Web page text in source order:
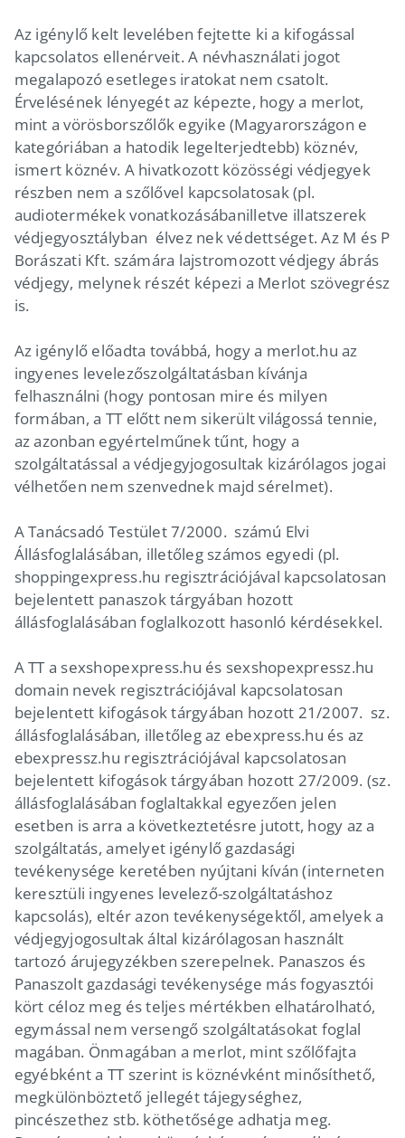
Az igénylő kelt levelében fejtette ki a kifogással
kapcsolatos ellenérveit. A névhasználati jogot
megalapozó esetleges iratokat nem csatolt.
Érvelésének lényegét az képezte, hogy a merlot,
mint a vörösborszőlők egyike (Magyarországon e
kategóriában a hatodik legelterjedtebb) köznév,
ismert köznév. A hivatkozott közösségi védjegyek
részben nem a szőlővel kapcsolatosak (pl.
audiotermékek vonatkozásábanilletve illatszerek
védjegyosztályban élvez nek védettséget. Az M és P
Borászati Kft. számára lajstromozott védjegy ábrás
védjegy, melynek részét képezi a Merlot szövegrész
is.
Az igénylő előadta továbbá, hogy a merlot.hu az
ingyenes levelezőszolgáltatásban kívánja
felhasználni (hogy pontosan mire és milyen
formában, a TT előtt nem sikerült világossá tennie,
az azonban egyértelműnek tűnt, hogy a
szolgáltatással a védjegyjogosultak kizárólagos jogai
vélhetően nem szenvednek majd sérelmet).
A Tanácsadó Testület 7/2000. számú Elvi
Állásfoglalásában, illetőleg számos egyedi (pl.
shoppingexpress.hu regisztrációjával kapcsolatosan
bejelentett panaszok tárgyában hozott
állásfoglalásában foglalkozott hasonló kérdésekkel.
A TT a sexshopexpress.hu és sexshopexpressz.hu
domain nevek regisztrációjával kapcsolatosan
bejelentett kifogások tárgyában hozott 21/2007. sz.
állásfoglalásában, illetőleg az ebexpress.hu és az
ebexpressz.hu regisztrációjával kapcsolatosan
bejelentett kifogások tárgyában hozott 27/2009. (sz.
állásfoglalásában foglaltakkal egyezően jelen
esetben is arra a következtetésre jutott, hogy az a
szolgáltatás, amelyet igénylő gazdasági
tevékenysége keretében nyújtani kíván (interneten
keresztüli ingyenes levelező-szolgáltatáshoz
kapcsolás), eltér azon tevékenységektől, amelyek a
védjegyjogosultak által kizárólagosan használt
tartozó árujegyzékben szerepelnek. Panaszos és
Panaszolt gazdasági tevékenysége más fogyasztói
kört céloz meg és teljes mértékben elhatárolható,
egymással nem versengő szolgáltatásokat foglal
magában. Önmagában a merlot, mint szőlőfajta
egyébként a TT szerint is köznévként minősíthető,
megkülönböztető jellegét tájegységhez,
pincészethez stb. köthetősége adhatja meg.